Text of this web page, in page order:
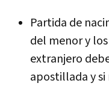
Partida de
del menor y
extranjero
apostillada y si